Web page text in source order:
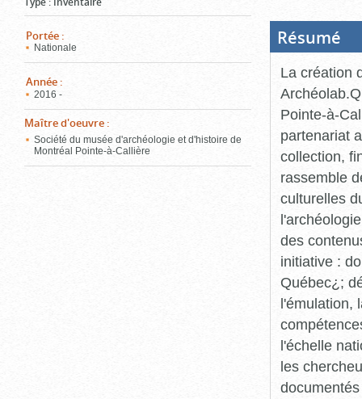
Portée :
Nationale
Année :
2016 -
Maître d'oeuvre :
Société du musée d'archéologie et d'histoire de
Montréal Pointe-à-Callière
Résumé
La création
Pointe-à-
partenariat
collection,
rassemble
culturelles
des
initiative :
Québec¿;
l'émulation,
l'échelle
les